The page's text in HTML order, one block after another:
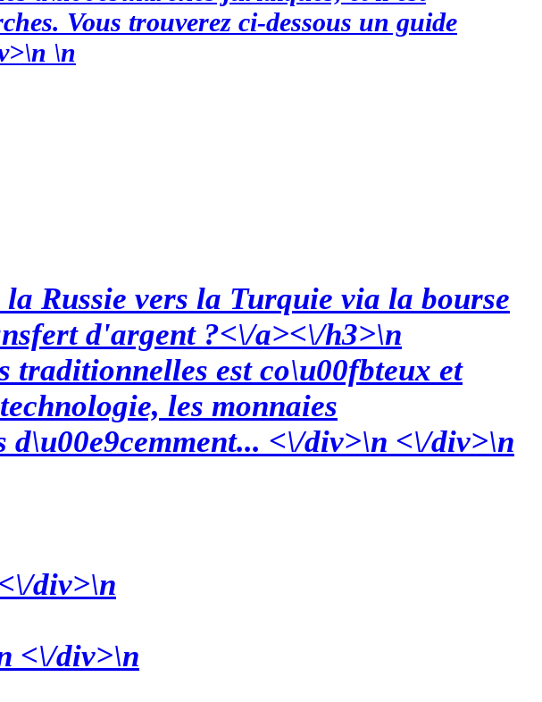
Vous trouverez ci-dessous un guide
\n
Russie vers la Turquie via la bourse
d'argent ?<\/a><\/h3>\n
traditionnelles est co\u00fbteux et
les monnaies
d\u00e9cemment... <\/div>\n <\/div>\n
div>\n
<\/div>\n